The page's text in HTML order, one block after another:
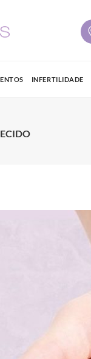
INFERTILIDADE